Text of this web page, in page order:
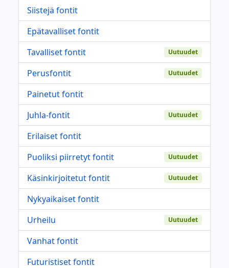
Siistejä fontit
Epätavalliset fontit
Tavalliset fontit
Uutuudet
Perusfontit Uutuudet
Painetut fontit
Juhla-fontit
Uutuudet
Erilaiset fontit
Puoliksi piirretyt fontit
Uutuudet
Käsinkirjoitetut fontit Uutuudet
Nykyaikaiset fontit
Urheilu
Uutuudet
Vanhat fontit
Futuristiset fontit